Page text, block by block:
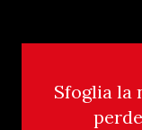
Sfoglia la